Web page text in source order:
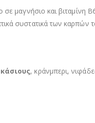
σε μαγνήσιο και
συστατικά των καρπών
κάσιους, κράνμπερι,